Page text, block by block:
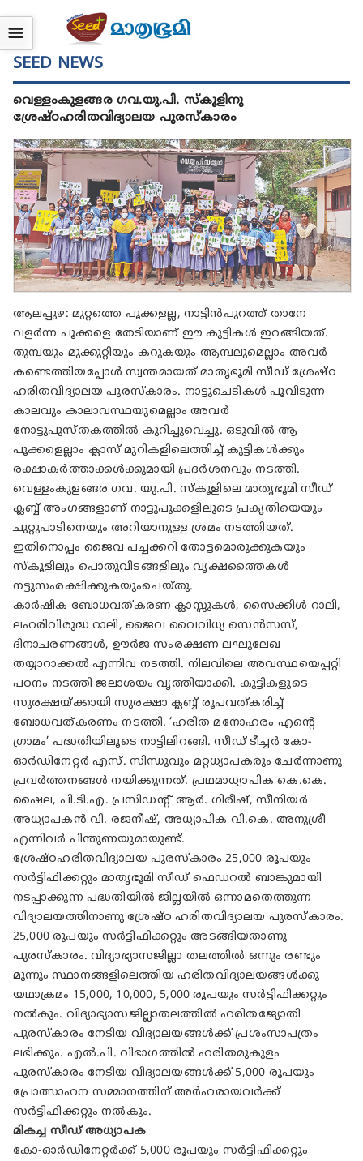
☰
SEED NEWS
വെള്ളംകുളങ്ങര ഗവ.യു.പി. സ്കൂളിനു
ശ്രേഷ്ഠഹരിതവിദ്യാലയ പുരസ്കാരം
ആലപ്പുഴ: മുറ്റത്തെ പൂക്കളല്ല, നാട്ടിൻപുറത്ത് താനേ
വളർന്ന പൂക്കളെ തേടിയാണ് ഈ കുട്ടികൾ ഇറങ്ങിയത്.
തുമ്പയും മുക്കുറ്റിയും കറുകയും ആമ്പലുമെല്ലാം അവർ
കണ്ടെത്തിയപ്പോൾ സ്വന്തമായത് മാതൃഭൂമി സീഡ് ശ്രേഷ്ഠ
ഹരിതവിദ്യാലയ പുരസ്കാരം. നാട്ടുചെടികൾ പൂവിടുന്ന
കാലവും കാലാവസ്ഥയുമെല്ലാം അവർ
നോട്ടുപുസ്തകത്തിൽ കുറിച്ചുവെച്ചു. ഒടുവിൽ ആ
പൂക്കളെല്ലാം ക്ലാസ് മുറികളിലെത്തിച്ച് കുട്ടികൾക്കും
രക്ഷാകർത്താക്കൾക്കുമായി പ്രദർശനവും നടത്തി.
വെള്ളംകുളങ്ങര ഗവ. യു.പി. സ്കൂളിലെ മാതൃഭൂമി സീഡ്
ക്ലബ്ബ് അംഗങ്ങളാണ് നാട്ടുപൂക്കളിലൂടെ പ്രകൃതിയെയും
ചുറ്റുപാടിനെയും അറിയാനുള്ള ശ്രമം നടത്തിയത്.
ഇതിനൊപ്പം ജൈവ പച്ചക്കറി തോട്ടമൊരുക്കുകയും
സ്കൂളിലും പൊതുവിടങ്ങളിലും വൃക്ഷത്തൈകൾ
നട്ടുസംരക്ഷിക്കുകയുംചെയ്തു.
കാർഷിക ബോധവത്കരണ ക്ലാസ്സുകൾ, സൈക്കിൾ റാലി,
ലഹരിവിരുദ്ധ റാലി, ജൈവ വൈവിധ്യ സെൻസസ്,
ദിനാചരണങ്ങൾ, ഊർജ സംരക്ഷണ ലഘുലേഖ
തയ്യാറാക്കൽ എന്നിവ നടത്തി. നിലവിലെ അവസ്ഥയെപ്പറ്റി
പഠനം നടത്തി ജലാശയം വൃത്തിയാക്കി. കുട്ടികളുടെ
സുരക്ഷയ്ക്കായി സുരക്ഷാ ക്ലബ്ബ് രൂപവത്കരിച്ച്
ബോധവത്കരണം നടത്തി. ‘ഹരിത മനോഹരം എന്റെ
ഗ്രാമം’ പദ്ധതിയിലൂടെ നാട്ടിലിറങ്ങി. സീഡ് ടീച്ചർ കോ-
ഓർഡിനേറ്റർ എസ്. സിന്ധുവും മറ്റധ്യാപകരും ചേർന്നാണു
പ്രവർത്തനങ്ങൾ നയിക്കുന്നത്. പ്രഥമാധ്യാപിക കെ.കെ.
ഷൈല, പി.ടി.എ. പ്രസിഡന്റ് ആർ. ഗിരീഷ്, സീനിയർ
അധ്യാപകൻ വി. രജനീഷ്, അധ്യാപിക വി.കെ. അനുശ്രീ
എന്നിവർ പിന്തുണയുമായുണ്ട്.
ശ്രേഷ്ഠഹരിതവിദ്യാലയ പുരസ്കാരം 25,000 രൂപയും
സർട്ടിഫിക്കറ്റും മാതൃഭൂമി സീഡ്‌ ഫെഡറൽ ബാങ്കുമായി
നടപ്പാക്കുന്ന പദ്ധതിയിൽ ജില്ലയിൽ ഒന്നാമതെത്തുന്ന
വിദ്യാലയത്തിനാണു ശ്രേഷ്ഠ ഹരിതവിദ്യാലയ പുരസ്കാരം.
25,000 രൂപയും സർട്ടിഫിക്കറ്റും അടങ്ങിയതാണു
പുരസ്കാരം. വിദ്യാഭ്യാസജില്ലാ തലത്തിൽ ഒന്നും രണ്ടും
മൂന്നും സ്ഥാനങ്ങളിലെത്തിയ ഹരിതവിദ്യാലയങ്ങൾക്കു
യഥാക്രമം 15,000, 10,000, 5,000 രൂപയും സർട്ടിഫിക്കറ്റും
നൽകും. വിദ്യാഭ്യാസജില്ലാതലത്തിൽ ഹരിതജ്യോതി
പുരസ്കാരം നേടിയ വിദ്യാലയങ്ങൾക്ക് പ്രശംസാപത്രം
ലഭിക്കും. എൽ.പി. വിഭാഗത്തിൽ ഹരിതമുകുളം
പുരസ്കാരം നേടിയ വിദ്യാലയങ്ങൾക്ക് 5,000 രൂപയും
പ്രോത്സാഹന സമ്മാനത്തിന്‌ അർഹരായവർക്ക്
സർട്ടിഫിക്കറ്റും നൽകും.
മികച്ച സീഡ് അധ്യാപക
കോ-ഓർഡിനേറ്റർക്ക് 5,000 രൂപയും സർട്ടിഫിക്കറ്റും